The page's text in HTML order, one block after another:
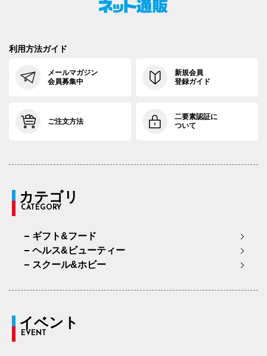
利用方法ガイド
メールマガジン
会員募集中
新規会員
登録ガイド
ご注文方法
二要素認証に
ついて
カテゴリ
CATEGORY
ギフト&フード
ヘルス&ビューティー
スクール&ホビー
イベント
EVENT